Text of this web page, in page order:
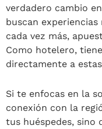
verdadero cambio
buscan
cada vez más,
Como hotelero,
directamente a
Si te enfocas en la
conexión con la
tus huéspedes, sino